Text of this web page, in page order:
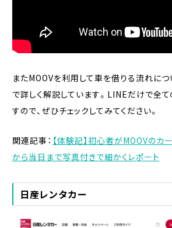
またMOOVを利用して車を借りる流れにつ
で詳しく解説しています。LINEだけで全
すので、ぜひチェックしてみてください。
関連記事： 【体験記】初心者がMOOVのカ
から当日まで写真付きで細かくレポート
日産レンタカー